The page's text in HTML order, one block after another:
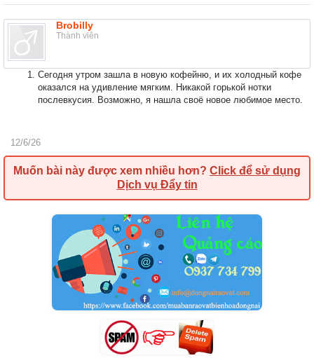
Brobilly
Thành viên
Сегодня утром зашла в новую кофейню, и их холодный кофе
оказался на удивление мягким. Никакой горькой нотки
послевкусия. Возможно, я нашла своё новое любимое место.
12/6/26
Muốn bài này được xem nhiều hơn? Click để sử dụng
Dịch vụ Đẩy tin